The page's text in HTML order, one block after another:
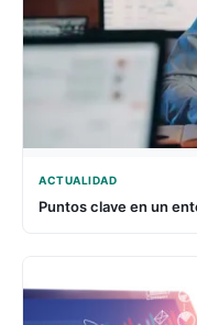
ACTUALIDAD
Puntos clave en un